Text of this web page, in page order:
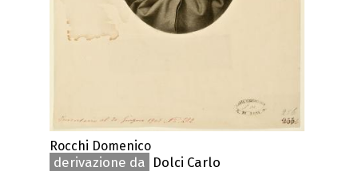
Rocchi Domenico
derivazione da Dolci Carlo